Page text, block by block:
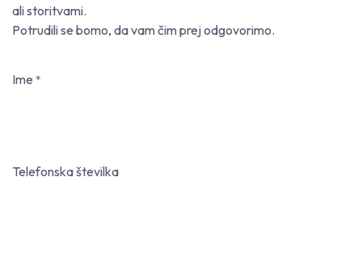
ali storitvami.
Potrudili se bomo, da vam čim prej odgovorimo.
Ime *
Telefonska številka